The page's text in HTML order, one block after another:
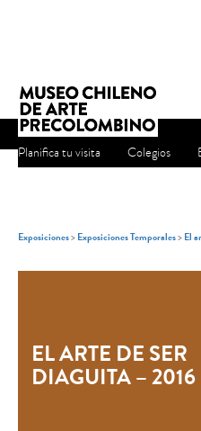
Planifica tu visita Colegios
Exposiciones>Exposiciones Temporales>El
EL ARTE DE SER
DIAGUITA – 2016